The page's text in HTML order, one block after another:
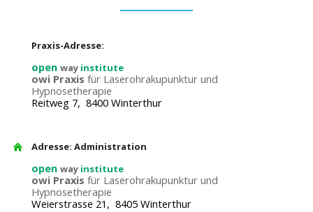
Praxis-Adresse:
open wayinstitute
owi Praxis für Laserohrakupunktur und
Hypnosetherapie
Reitweg 7, 8400 Winterthur
Adresse: Administration
open wayinstitute
owi Praxis für Laserohrakupunktur und
Hypnosetherapie
Weierstrasse 21, 8405 Winterthur